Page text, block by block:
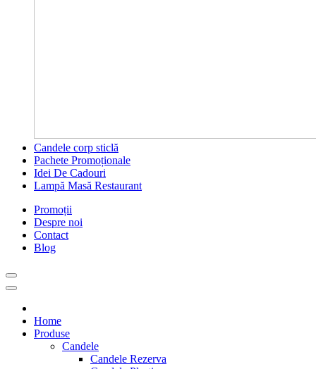
Candele corp sticlă
Pachete Promoționale
Idei De Cadouri
Lampă Masă Restaurant
Promoții
Despre noi
Contact
Blog
Home
Produse
Candele
Candele Rezerva